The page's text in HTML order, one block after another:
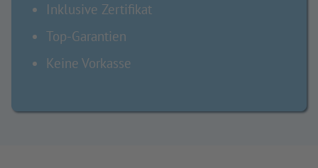
Inklusive Zertifikat
Top-Garantien
Keine Vorkasse